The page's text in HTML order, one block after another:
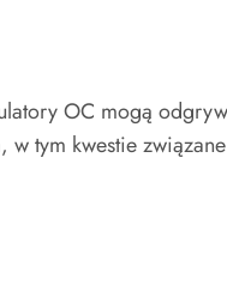
OC mogą
tym kwestie